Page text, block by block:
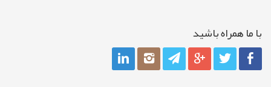
با ما همراه باشيد